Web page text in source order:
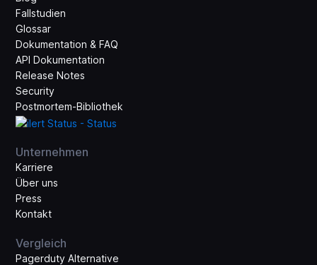
Fallstudien
Glossar
Dokumentation & FAQ
API Dokumentation
Release Notes
Security
Postmortem-Bibliothek
Unternehmen
Karriere
Über uns
Press
Kontakt
Vergleich
Pagerduty Alternative